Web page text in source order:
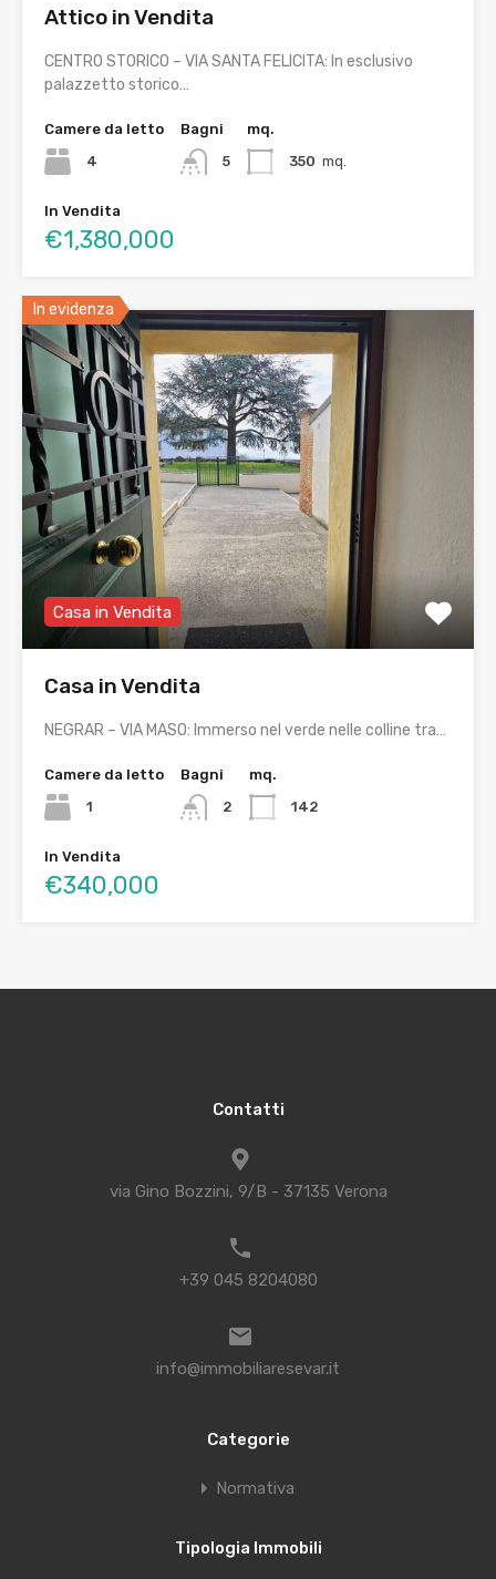
Attico in Vendita
CENTRO STORICO – VIA SANTA FELICITA: In esclusivo
palazzetto storico…
Camere da letto
4
Bagni
5
mq.
350 mq.
In Vendita
€1,380,000
In evidenza
Casa in Vendita
Casa in Vendita
NEGRAR – VIA MASO: Immerso nel verde nelle colline tra…
Camere da letto
1
Bagni
2
mq.
142
In Vendita
€340,000
Contatti
via Gino Bozzini, 9/B - 37135 Verona
+39 045 8204080
info@immobiliaresevar.it
Categorie
Normativa
Tipologia Immobili